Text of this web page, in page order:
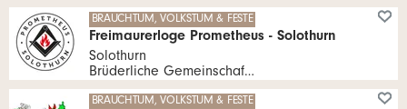
BRAUCHTUM, VOLKSTUM & FESTE
Freimaurerloge Prometheus - Solothurn
Solothurn
Brüderliche Gemeinschaft für Männer mit edlem Streben nach dem Licht der Erkenntnis und der Menschenliebe.
BRAUCHTUM, VOLKSTUM & FESTE